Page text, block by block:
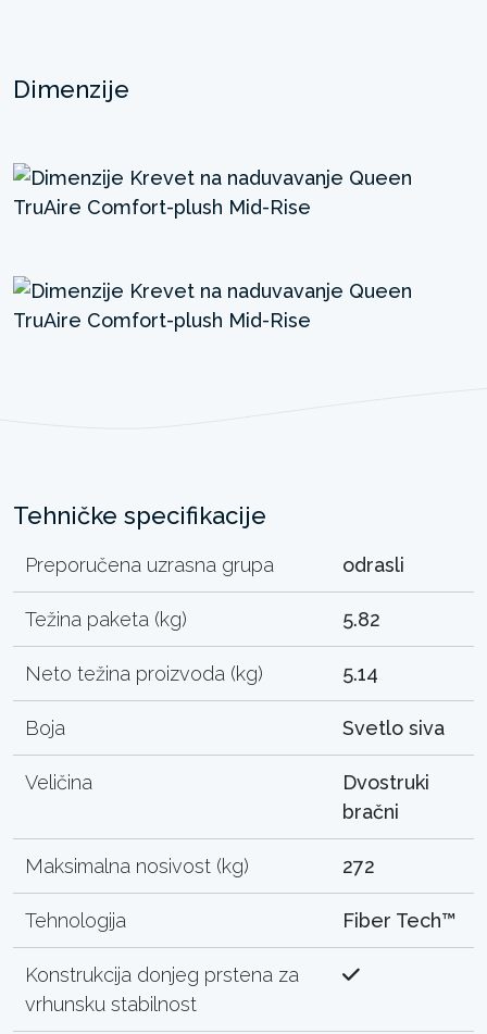
Dimenzije
Tehničke specifikacije
Preporučena uzrasna grupa odrasli
Težina paketa (kg) 5.82
Neto težina proizvoda (kg) 5.14
Boja Svetlo siva
Veličina
Dvostruki
bračni
Maksimalna nosivost (kg) 272
Tehnologija Fiber Tech™
Konstrukcija donjeg prstena za
vrhunsku stabilnost